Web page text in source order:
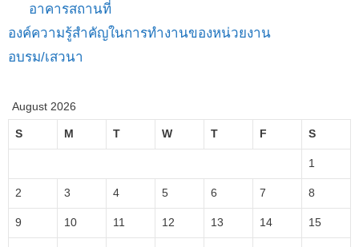
อาคารสถานที่
องค์ความรู้สำคัญในการทำงานของหน่วยงาน
อบรม/เสวนา
August 2026
S M T W T F S
1
2 3 4 5 6 7 8
9 10 11 12 13 14 15